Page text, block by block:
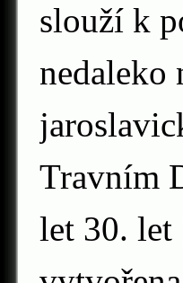
slouží k
nedaleko
Travním
let 30. let